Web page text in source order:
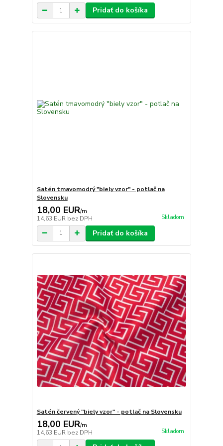
Pridať do košíka
Satén tmavomodrý "biely vzor" - potlač na
Slovensku
18,00 EUR/m
14,63 EUR bez DPH Skladom
Pridať do košíka
Satén červený "biely vzor" - potlač na Slovensku
18,00 EUR/m
14,63 EUR bez DPH Skladom